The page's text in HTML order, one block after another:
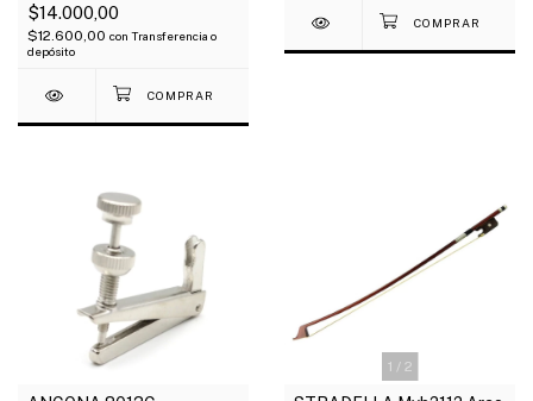
$14.000,00
$12.600,00 con Transferencia o
depósito
1 / 2